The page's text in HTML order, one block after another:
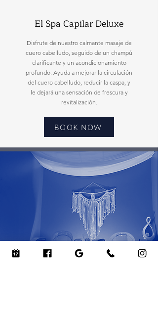
El Spa Capilar Deluxe
Disfrute de nuestro calmante masaje de
cuero cabelludo, seguido de un champú
clarificante y un acondicionamiento
profundo. Ayuda a mejorar la circulación
del cuero cabelludo, reducir la caspa, y
le dejará una sensación de frescura y
revitalización.
BOOK NOW